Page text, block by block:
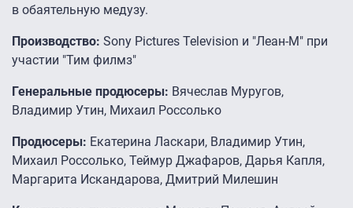
в обаятельную медузу.
Производство: Sony Pictures Television и "Леан-М" при
участии "Тим филмз"
Генеральные продюсеры: Вячеслав Муругов,
Владимир Утин, Михаил Россолько
Продюсеры: Екатерина Ласкари, Владимир Утин,
Михаил Россолько, Теймур Джафаров, Дарья Капля,
Маргарита Искандарова, Дмитрий Милешин